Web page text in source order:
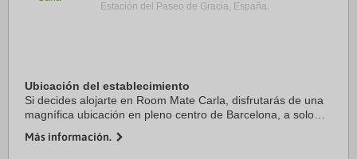
Estación del Paseo de Gracia, España.
Ubicación del establecimiento
Si decides alojarte en Room Mate Carla, disfrutarás de una
magnífica ubicación en pleno centro de Barcelona, a solo
Además, este hotel se encuentra a 1,2 ...
Más información.